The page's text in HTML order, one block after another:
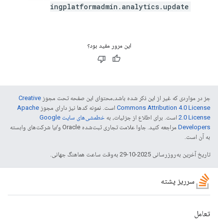
ingplatformadmin.analytics.update
این مرور مفید بود؟
جز در مواردی که غیر از این ذکر شده باشد،‌محتوای این صفحه تحت مجوز Creative
Commons Attribution 4.0 License است. نمونه کدها نیز دارای مجوز Apache
2.0 License است. برای اطلاع از جزئیات، به
خطمشی‌های سایت Google
Developers‏
مراجعه کنید. جاوا علامت تجاری ثبت‌شده Oracle و/یا شرکت‌های وابسته
به آن است.
تاریخ آخرین به‌روزرسانی 2025-10-29 به‌وقت ساعت هماهنگ جهانی.
سرریز پشته
تعامل